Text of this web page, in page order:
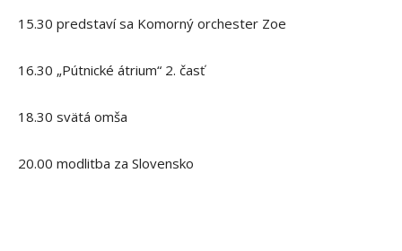
15.30 predstaví sa Komorný orchester Zoe
16.30 „Pútnické átrium“ 2. časť
18.30 svätá omša
20.00 modlitba za Slovensko